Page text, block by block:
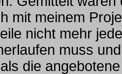
mit meinem
nicht mehr
muss
die